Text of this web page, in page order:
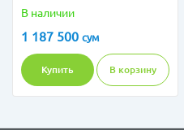
В наличии
1 187 500 сум
Купить В корзину